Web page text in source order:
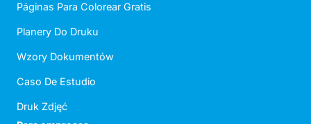
Páginas Para Colorear Gratis
Planery Do Druku
Wzory Dokumentów
Caso De Estudio
Druk Zdjęć